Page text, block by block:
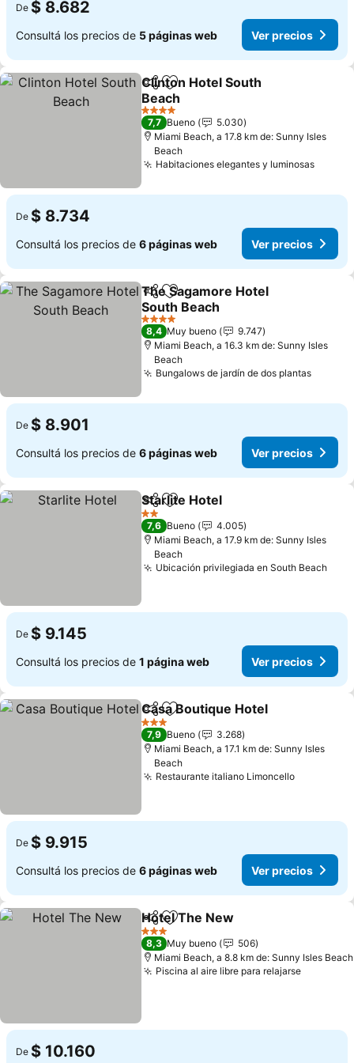
De $ 8.682
Consultá los precios de 5 páginas web Ver precios
CompartirAñadir a favoritos
Clinton Hotel South
Beach
4 Estrellas
7,7 Bueno
5.030
Miami Beach, a 17.8 km de: Sunny Isles
Beach
Habitaciones elegantes y luminosas
De $ 8.734
Consultá los precios de 6 páginas web Ver precios
Compartir
Añadir a favoritos
The Sagamore Hotel
South Beach
4 Estrellas
8,4 Muy bueno
9.747
Miami Beach, a 16.3 km de: Sunny Isles
Beach
Bungalows de jardín de dos plantas
De $ 8.901
Consultá los precios de 6 páginas web Ver precios
CompartirAñadir a favoritos
Starlite Hotel
2 Estrellas
7,6 Bueno
4.005
Miami Beach, a 17.9 km de: Sunny Isles
Beach
Ubicación privilegiada en South Beach
De $ 9.145
Consultá los precios de 1 página web Ver precios
CompartirAñadir a favoritos
Casa Boutique Hotel
3 Estrellas
7,9 Bueno
3.268
Miami Beach, a 17.1 km de: Sunny Isles
Beach
Restaurante italiano Limoncello
De $ 9.915
Consultá los precios de 6 páginas web Ver precios
CompartirAñadir a favoritos
Hotel The New
3 Estrellas
8,3 Muy bueno
506
Miami Beach, a 8.8 km de: Sunny Isles Beach
Piscina al aire libre para relajarse
De $ 10.160